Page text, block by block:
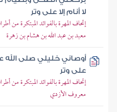
لا أنام إلا على وتر
إتحاف المهرة بالفوائد المبتكرة
معبد بن عبد الله بن هشام بن زهرة
أوصاني خليلي صلى الله
على وتر
إتحاف المهرة بالفوائد المبتكرة
معروف الأزدي